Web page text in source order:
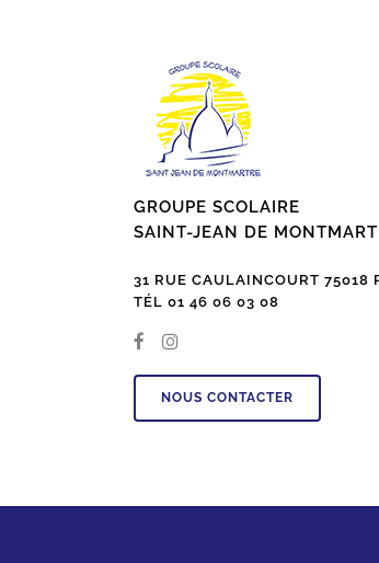
GROUPE SCOLAIRE
SAINT-JEAN DE
31 RUE CAULAINCOURT 75018
TÉL 01 46 06 03 08
NOUS CONTACTER